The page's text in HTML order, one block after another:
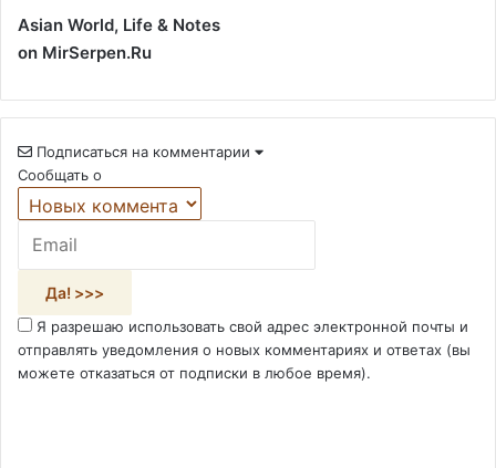
Asian World, Life & Notes
on MirSerpen.Ru
Подписаться на комментарии
Сообщать о
Я разрешаю использовать свой адрес электронной почты и
отправлять уведомления о новых комментариях и ответах (вы
можете отказаться от подписки в любое время).